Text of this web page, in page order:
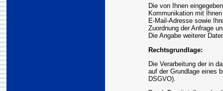
Die von Ihnen
Kommunikation mit
E-Mail-Adresse sowie
Zuordnung der Anfrage
Die Angabe weiterer
Rechtsgrundlage:
Die Verarbeitung der in
auf der Grundlage eines
DSGVO).